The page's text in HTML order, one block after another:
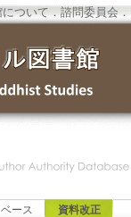
について ．諮問委員会 ．
ース 資料改正